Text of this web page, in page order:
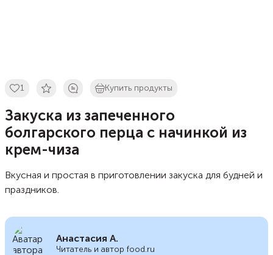
1 Купить продукты
Закуска из запеченного
болгарского перца с начинкой из
крем-чиза
Вкусная и простая в приготовлении закуска для будней и
праздников.
Анастасия А.
Читатель и автор food.ru